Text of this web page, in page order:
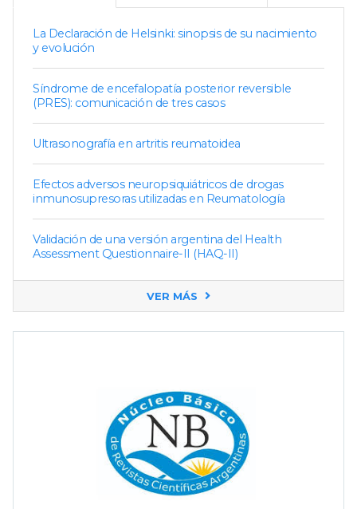
La Declaración de Helsinki: sinopsis de su nacimiento
y evolución
Síndrome de encefalopatía posterior reversible
(PRES): comunicación de tres casos
Ultrasonografía en artritis reumatoidea
Efectos adversos neuropsiquiátricos de drogas
inmunosupresoras utilizadas en Reumatología
Validación de una versión argentina del Health
Assessment Questionnaire-II (HAQ-II)
VER MÁS